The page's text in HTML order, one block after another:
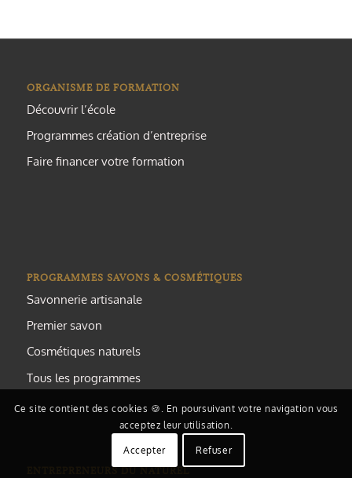
ORGANISME DE FORMATION
Découvrir l’école
Programmes création d’entreprise
Faire financer votre formation
PROGRAMMES SAVONS & COSMÉTIQUES
Savonnerie artisanale
Premier savon
Cosmétiques naturels
Tous les programmes
ENTREPRENEURS DU NATUREL
Ce site contient des cookies 🍪. En poursuivant votre navigation vous
acceptez leur utilisation.
Accepter Refuser